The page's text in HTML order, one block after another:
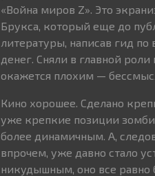
«Война миров Z». Это
Брукса, который еще до
литературы, написав гид
денег. Сняли в главной
окажется плохим —
Кино хорошее. Сделано
уже крепкие позиции зомби
более динамичным. А,
впрочем, уже давно стало
никудышным, оно все равно